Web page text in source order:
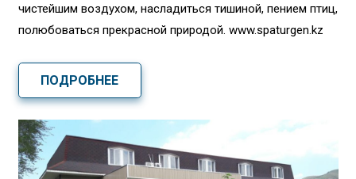
чистейшим воздухом, насладиться тишиной, пением птиц,
полюбоваться прекрасной природой. www.spaturgen.kz
ПОДРОБНЕЕ